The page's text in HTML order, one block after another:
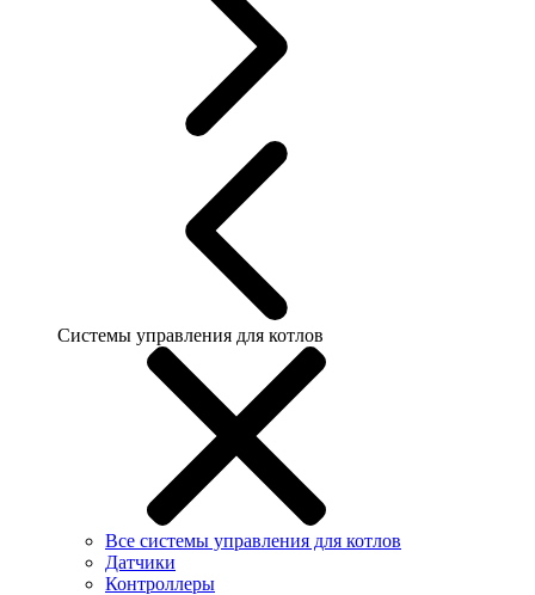
Системы управления для котлов
Все системы управления для котлов
Датчики
Контроллеры